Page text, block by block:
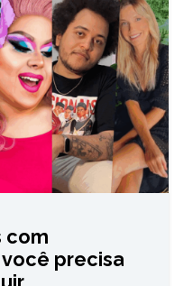
com
precisa